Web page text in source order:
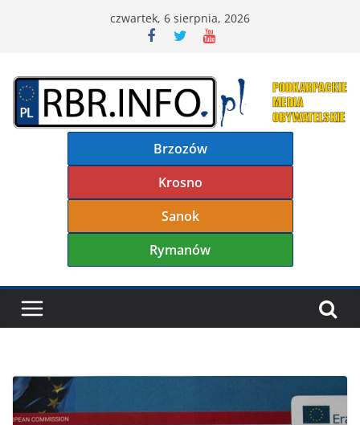
czwartek, 6 sierpnia, 2026
Brzozów
Krosno
Sanok
Rymanów